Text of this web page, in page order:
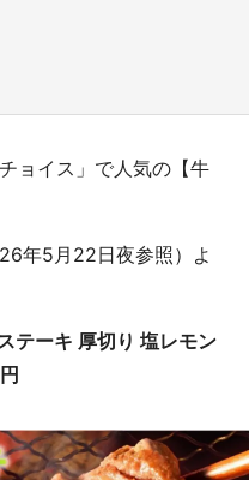
ョイス」で人気の【牛
年5月22日夜参照）よ
テーキ 厚切り 塩レモン